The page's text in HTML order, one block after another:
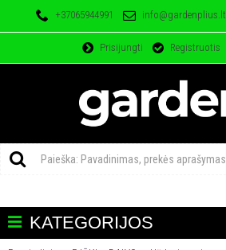
+37065944991 info@gardenplius.lt
Prisijungti Registruotis
KATEGORIJOS